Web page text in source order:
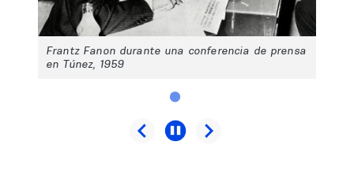
Frantz Fanon durante una conferencia de prensa
en Túnez, 1959